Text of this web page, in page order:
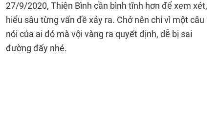
27/9/2020, Thiên Bình cần bình tĩnh hơn để xem xét,
hiểu sâu từng vấn đề xảy ra. Chớ nên chỉ vì một câu
nói của ai đó mà vội vàng ra quyết định, dễ bị sai
đường đấy nhé.